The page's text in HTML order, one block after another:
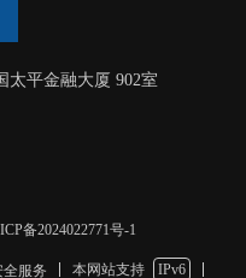
太平金融大厦 902室
备2024022771号-1
服务 本网站支持 IPv6